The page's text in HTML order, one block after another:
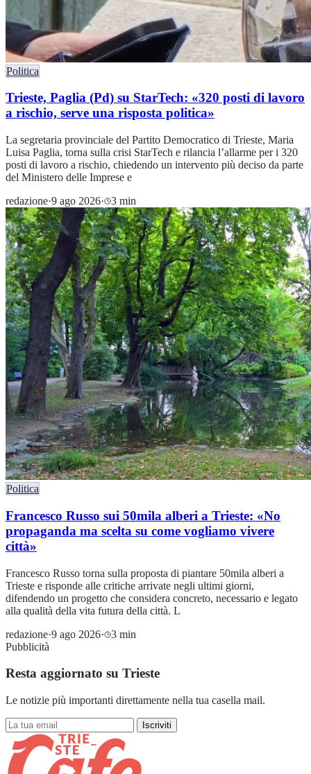
Politica
Trieste, Paglia (Pd) su StarTech: «320 posti di lavoro
a rischio, serve una risposta politica»
La segretaria provinciale del Partito Democratico di Trieste, Maria
Luisa Paglia, torna sulla crisi StarTech e rilancia l’allarme per i 320
posti di lavoro a rischio, chiedendo un intervento più deciso da parte
del Ministero delle Imprese e
redazione·9 ago 2026· 3 min
Politica
Francesco Russo sui 50mila alberi a Trieste: «No
propaganda ma scelta su come vogliamo vivere
città»
Francesco Russo torna sulla proposta di piantare 50mila alberi a
Trieste e risponde alle critiche arrivate negli ultimi giorni,
difendendo un progetto che considera concreto, necessario e legato
alla qualità della vita futura della città. L
redazione·9 ago 2026·
3 min
Pubblicità
Resta aggiornato su Trieste
Le notizie più importanti direttamente nella tua casella mail.
Iscriviti